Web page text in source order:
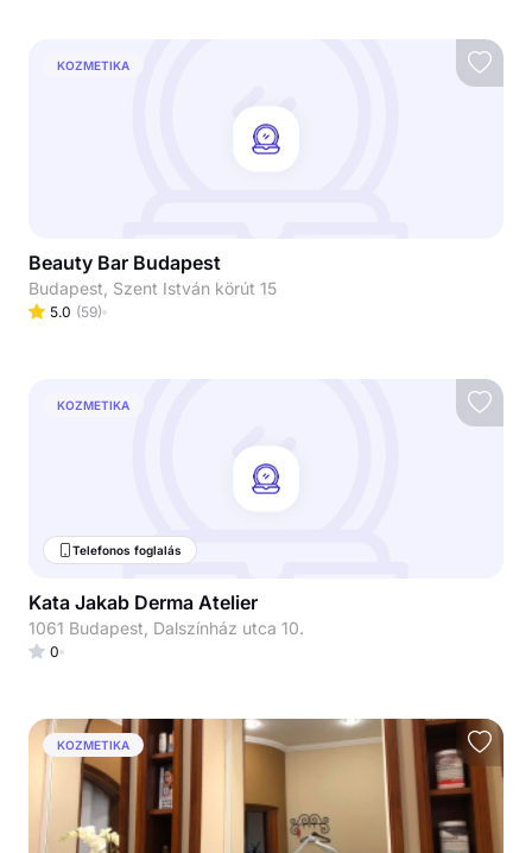
KOZMETIKA
Beauty Bar Budapest
Budapest, Szent István körút 15
5.0 (59)
KOZMETIKA
Telefonos foglalás
Kata Jakab Derma Atelier
1061 Budapest, Dalszínház utca 10.
0
KOZMETIKA